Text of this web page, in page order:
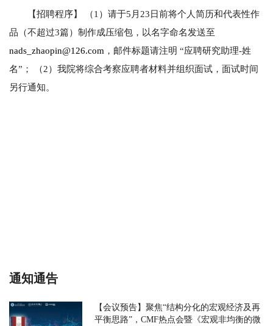
【招聘程序】 （1）请于5月23日前将个人简历和代表性作
品（不超过3篇）制作成压缩包，以名字命名发送至
nads_zhaopin@126.com ，邮件标题请注明 “应聘研究助理-姓
名”； （2）我院将综合考察应聘者材料并组织面试，面试时间
另行通知。
通知通告
【会议预告】聚焦“结构分化的宏观经济及再
平衡思路”，CMF热点会暨《宏观非均衡的微